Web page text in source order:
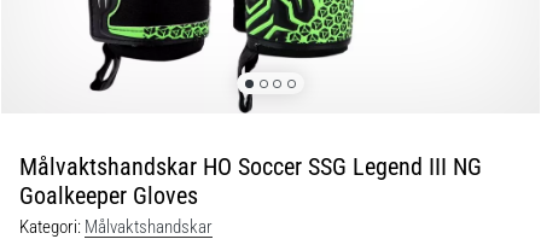
Var
en
del
Målvaktshandskar HO Soccer SSG Legend III NG
Goalkeeper Gloves
Kategori: Målvaktshandskar